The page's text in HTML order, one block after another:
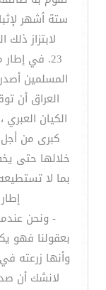
ستة أشهر
لابتزاز
23. في
المسلمين
العراق أن
الكيان
كبرى من
خلالها حتى
بما لا
- ونحن
بعقولنا فهو
وأنها زرعته
لانشك أن